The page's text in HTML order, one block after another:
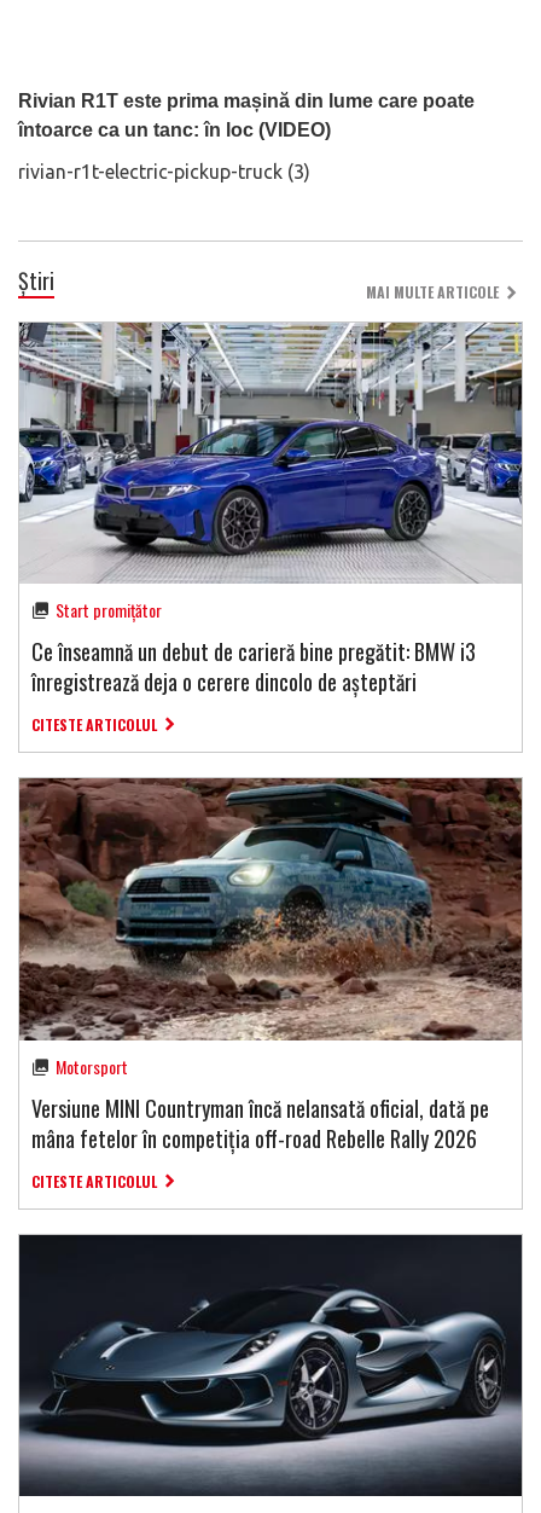
Rivian R1T este prima mașină din lume care poate
întoarce ca un tanc: în loc (VIDEO)
rivian-r1t-electric-pickup-truck (3)
Știri MAI MULTE ARTICOLE
Start promițător
Ce înseamnă un debut de carieră bine pregătit: BMW i3
înregistrează deja o cerere dincolo de așteptări
CITESTE ARTICOLUL
Motorsport
Versiune MINI Countryman încă nelansată oficial, dată pe
mâna fetelor în competiția off-road Rebelle Rally 2026
CITESTE ARTICOLUL